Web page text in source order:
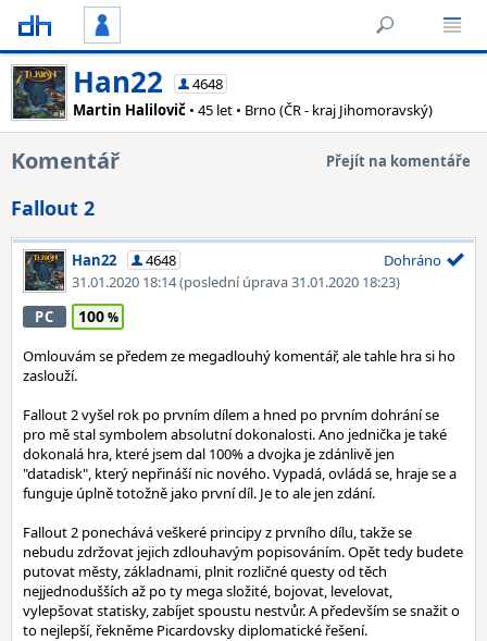
Han22
4648
Martin Halilovič • 45 let • Brno (ČR - kraj Jihomoravský)
Komentář Přejít na komentáře
Fallout 2
Han22
4648
31.01.2020 18:14(poslední úprava 31.01.2020 18:23)
Dohráno
PC 100
Omlouvám se předem ze megadlouhý komentář, ale tahle hra si ho
zaslouží.
Fallout 2 vyšel rok po prvním dílem a hned po prvním dohrání se
pro mě stal symbolem absolutní dokonalosti. Ano jednička je také
dokonalá hra, které jsem dal 100% a dvojka je zdánlivě jen
"datadisk", který nepřináší nic nového. Vypadá, ovládá se, hraje se a
funguje úplně totožně jako první díl. Je to ale jen zdání.
Fallout 2 ponechává veškeré principy z prvního dílu, takže se
nebudu zdržovat jejich zdlouhavým popisováním. Opět tedy budete
putovat městy, základnami, plnit rozličné questy od těch
nejjednodušších až po ty mega složité, bojovat, levelovat,
vylepšovat statisky, zabíjet spoustu nestvůr. A především se snažit o
to nejlepší, řekněme Picardovsky diplomatické řešení.